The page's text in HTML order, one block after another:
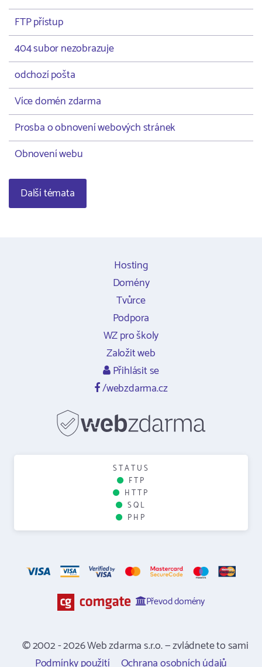
FTP přístup
404 subor nezobrazuje
odchozí pošta
Více domén zdarma
Prosba o obnovení webových stránek
Obnovení webu
Další témata
Hosting
Domény
Tvůrce
Podpora
WZ pro školy
Založit web
Přihlásit se
/webzdarma.cz
STATUS
FTP
HTTP
SQL
PHP
Převod domény
© 2002 - 2026 Web zdarma s.r.o. — zvládnete to sami